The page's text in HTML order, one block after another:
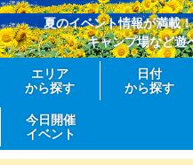
夏のイベント情報が満載
キャンプ場など遊
エリア
から探す
日付
から探す
今日開催
イベント